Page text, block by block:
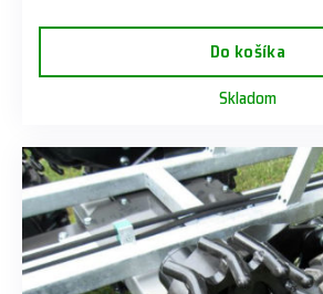
Do košíka
Skladom